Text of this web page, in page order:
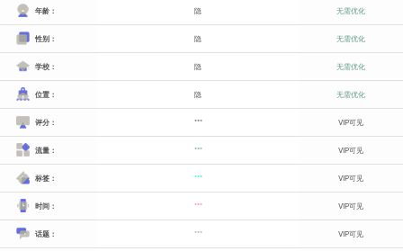
年龄： 隐 无需优化
性别： 隐 无需优化
学校： 隐 无需优化
位置： 隐 无需优化
评分： *** VIP可见
流量： *** VIP可见
标签： *** VIP可见
时间： *** VIP可见
话题： *** VIP可见